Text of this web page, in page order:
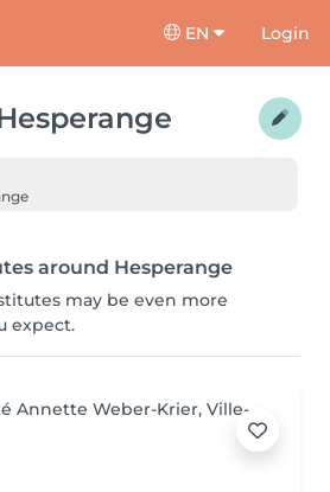
EN Login
around Hesperange
may be even more
expect.